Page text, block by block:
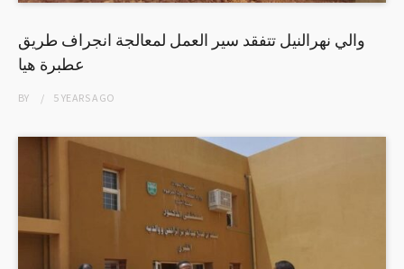
والي نهرالنيل تتفقد سير العمل لمعالجة انجراف طريق
عطبرة هيا
BY 5 YEARSAGO